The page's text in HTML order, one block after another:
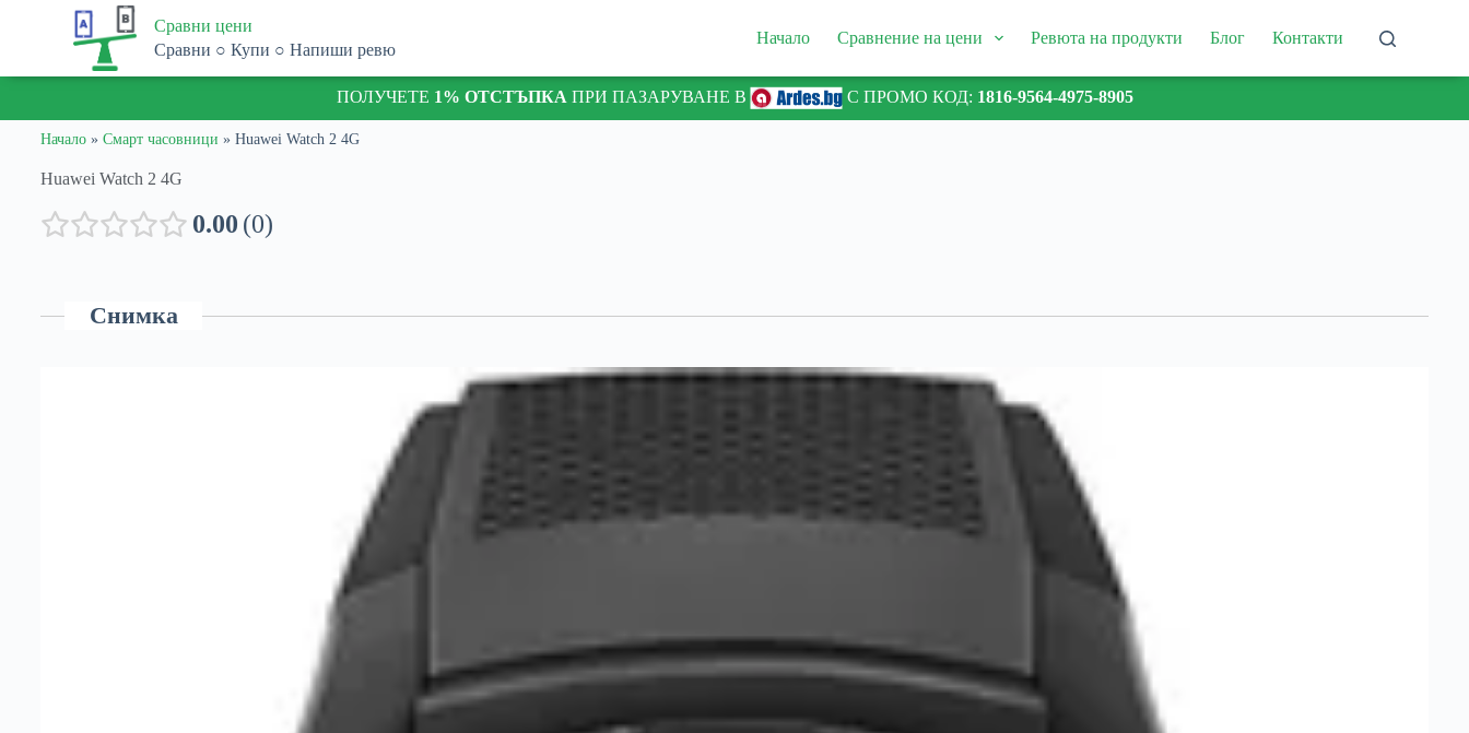
p
o
Сравни цени
Сравни ○ Купи ○ Напиши ревю
Начало Сравнение на цени Ревюта на продукти Блог Контакти
ПОЛУЧЕТЕ 1% ОТСТЪПКА ПРИ ПАЗАРУВАНЕ В С ПРОМО КОД: 1816-9564-4975-8905
Начало » Смарт часовници » Huawei Watch 2 4G
Huawei Watch 2 4G
0.00 0
Снимка